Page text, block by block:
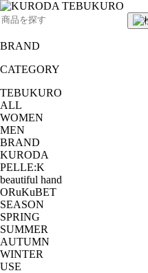
BRAND
CATEGORY
TEBUKURO
ALL
WOMEN
MEN
BRAND
KURODA
PELLE:K
beautiful hand
ORuKuBET
SEASON
SPRING
SUMMER
AUTUMN
WINTER
USE